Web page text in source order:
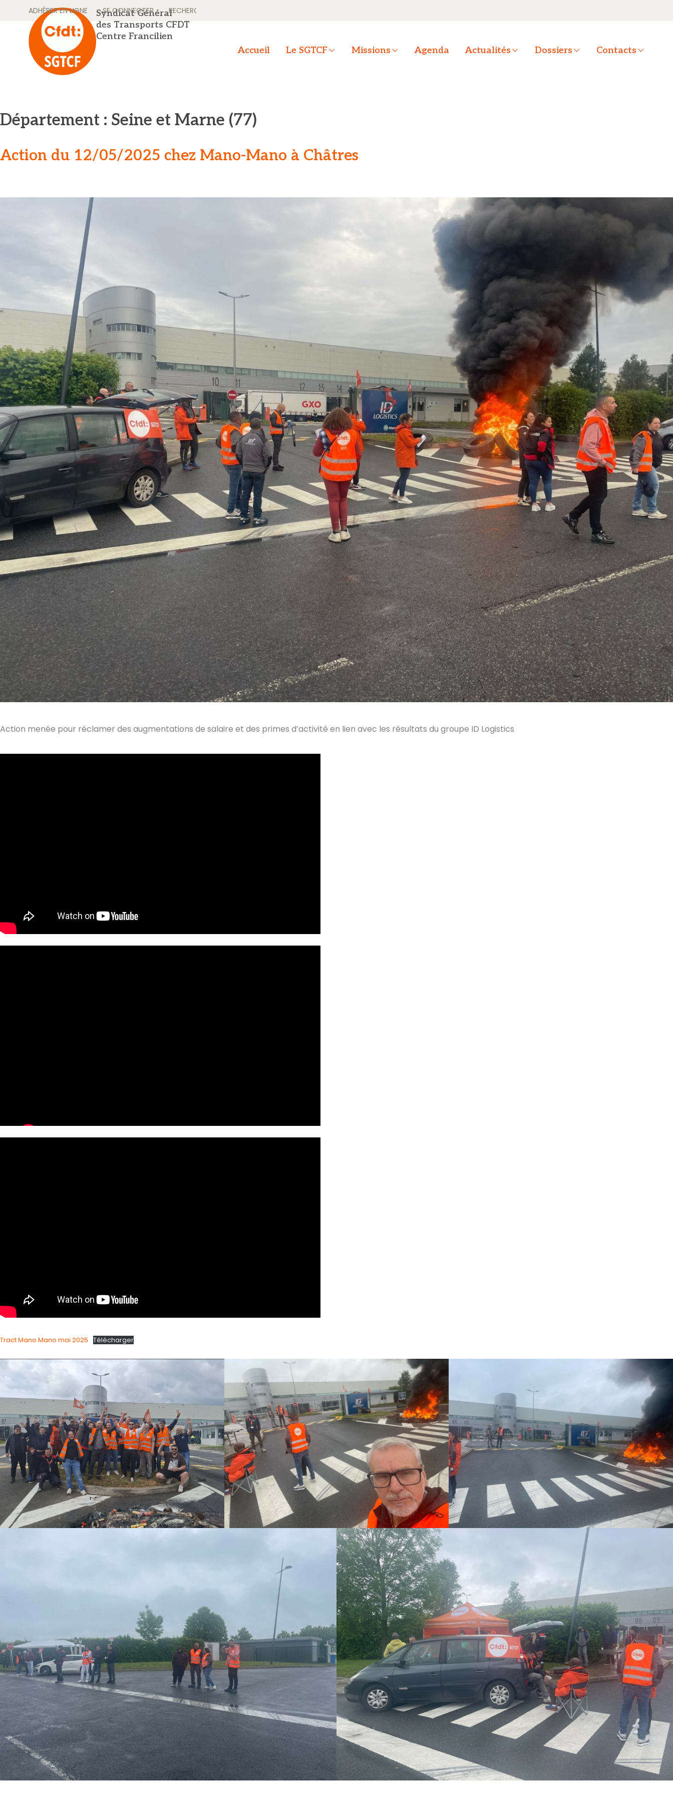
content
ADHÉRER EN LIGNE SE CONNECTER RECHERCHER
Syndicat Général
des Transports CFDT
Centre Francilien
Accueil
Le SGTCF Missions Agenda Actualités Dossiers Contacts
Département : Seine et Marne (77)
Action du 12/05/2025 chez Mano-Mano à Châtres
Action menée pour réclamer des augmentations de salaire et des primes d’activité en lien avec les résultats du groupe ID Logistics
Tract Mano Mano mai 2025 Télécharger